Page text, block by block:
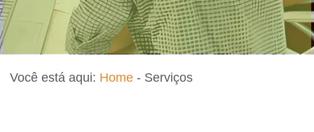
Você está aqui: Home - Serviços